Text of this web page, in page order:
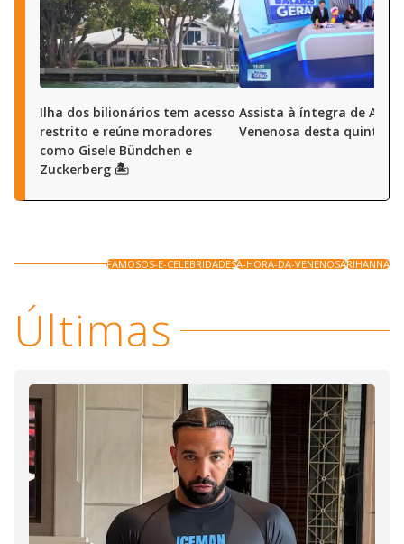
Ilha dos bilionários tem acesso
restrito e reúne moradores
como Gisele Bündchen e
Zuckerberg 🏝️
Assista à íntegra de A
Venenosa desta quinta (6)
FAMOSOS-E-CELEBRIDADESA-HORA-DA-VENENOSARIHANNA
Últimas